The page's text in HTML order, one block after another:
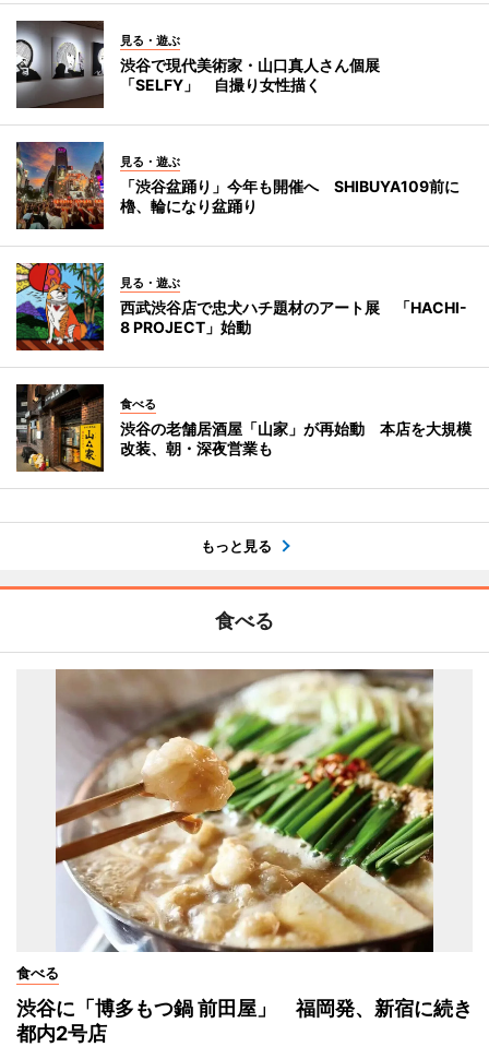
見る・遊ぶ
渋谷で現代美術家・山口真人さん個展
「SELFY」 自撮り女性描く
見る・遊ぶ
「渋谷盆踊り」今年も開催へ SHIBUYA109前に
櫓、輪になり盆踊り
見る・遊ぶ
西武渋谷店で忠犬ハチ題材のアート展 「HACHI-
8 PROJECT」始動
食べる
渋谷の老舗居酒屋「山家」が再始動 本店を大規模
改装、朝・深夜営業も
もっと見る
食べる
食べる
渋谷に「博多もつ鍋 前田屋」 福岡発、新宿に続き
都内2号店